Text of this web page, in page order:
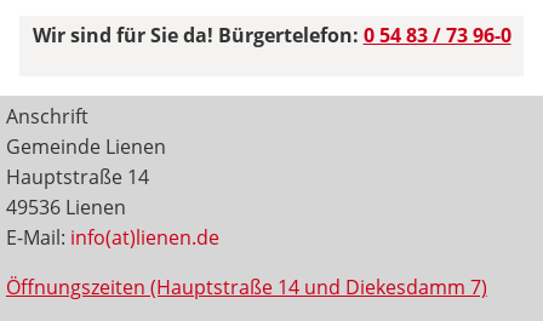
Wir sind für Sie da! Bürgertelefon: 0 54 83 / 73 96-0
Anschrift
Gemeinde Lienen
Hauptstraße 14
49536 Lienen
E-Mail: info(at)lienen.de
Öffnungszeiten (Hauptstraße 14 und Diekesdamm 7)